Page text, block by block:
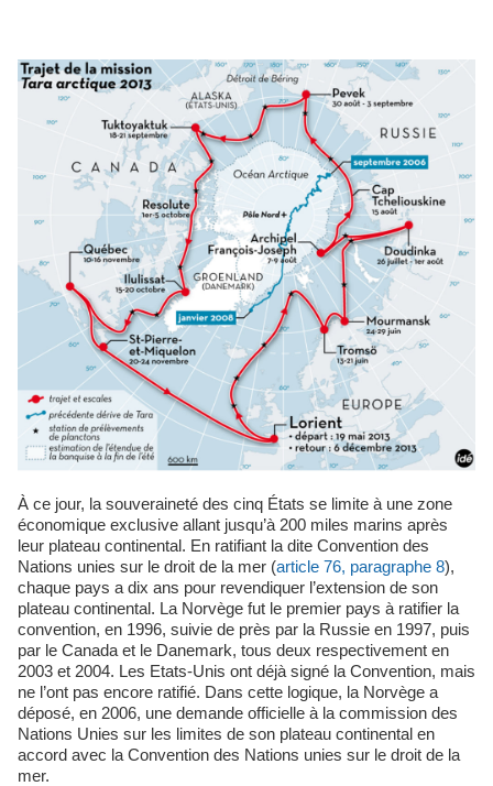
À ce jour, la souveraineté des cinq États se limite à une zone
économique exclusive allant jusqu’à 200 miles marins après
leur plateau continental. En ratifiant la dite Convention des
Nations unies sur le droit de la mer (article 76, paragraphe 8),
chaque pays a dix ans pour revendiquer l’extension de son
plateau continental. La Norvège fut le premier pays à ratifier la
convention, en 1996, suivie de près par la Russie en 1997, puis
par le Canada et le Danemark, tous deux respectivement en
2003 et 2004. Les Etats-Unis ont déjà signé la Convention, mais
ne l’ont pas encore ratifié. Dans cette logique, la Norvège a
déposé, en 2006, une demande officielle à la commission des
Nations Unies sur les limites de son plateau continental en
accord avec la Convention des Nations unies sur le droit de la
mer.